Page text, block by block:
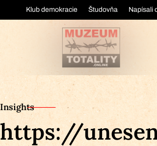
Klub demokracie Študovňa Napísali
Insights
https://